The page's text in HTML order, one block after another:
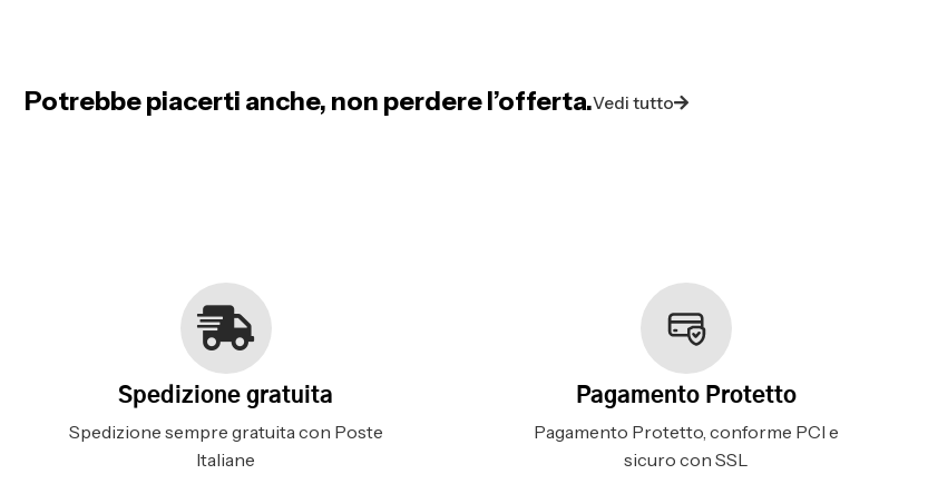
Potrebbe piacerti anche, non perdere l’offerta.Vedi tutto
Spedizione gratuita
Spedizione sempre gratuita con Poste
Italiane
Pagamento Protetto
Pagamento Protetto, conforme PCI e
sicuro con SSL